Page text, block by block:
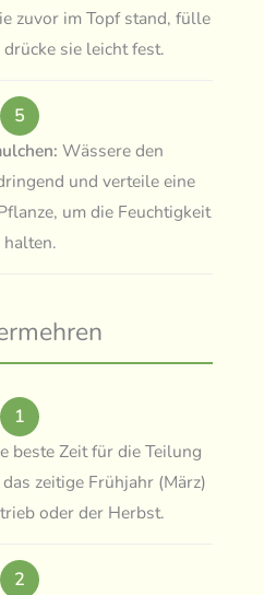
zuvor im Topf stand, fülle
sie leicht fest.
5
Wässere den
und verteile eine
um die Feuchtigkeit
halten.
1
beste Zeit für die Teilung
zeitige Frühjahr (März)
oder der Herbst.
2